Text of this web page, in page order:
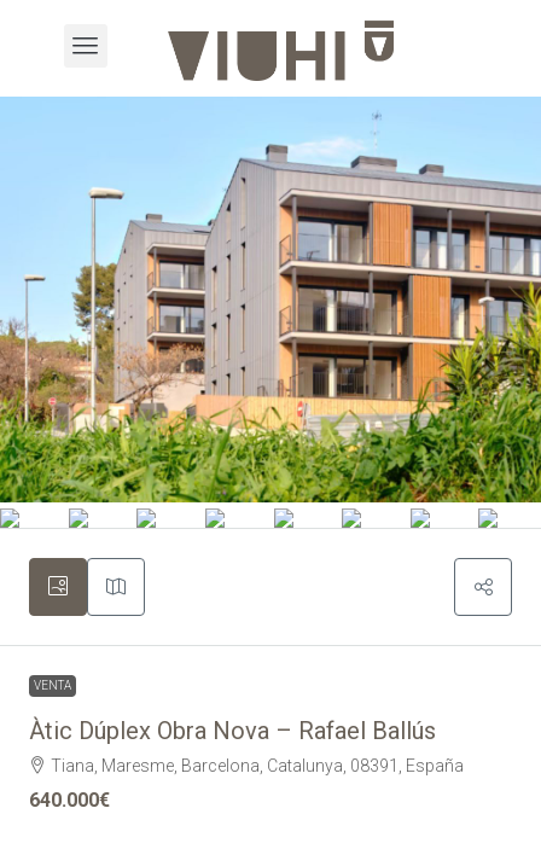
VENTA
Àtic Dúplex Obra Nova – Rafael Ballús
Tiana, Maresme, Barcelona, Catalunya, 08391, España
640.000€